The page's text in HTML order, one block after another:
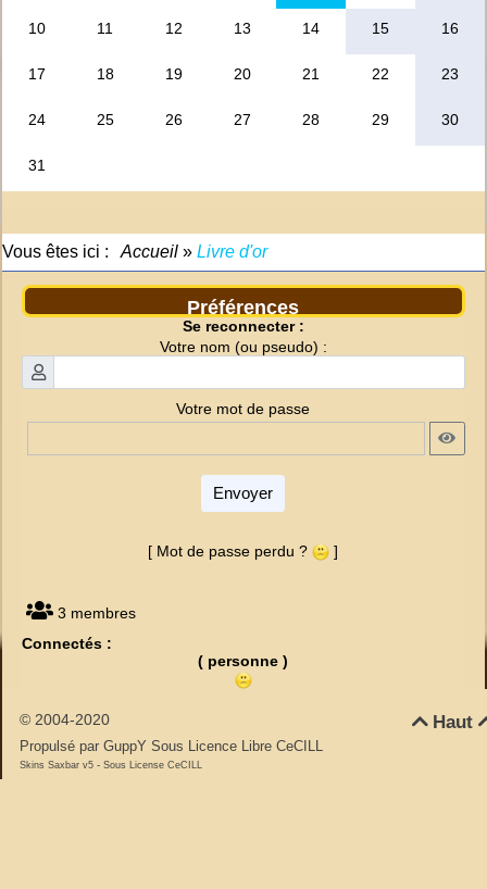
Vous êtes ici : Accueil»Livre d'or
Préférences
Se reconnecter :
Votre nom (ou pseudo) :
Votre mot de passe
Envoyer
[ Mot de passe perdu ? ]
3 membres
Connectés :
( personne )
Haut
© 2004-2020
Propulsé par GuppYSous Licence Libre CeCILL
Skins Saxbar v5 -Sous License CeCILL